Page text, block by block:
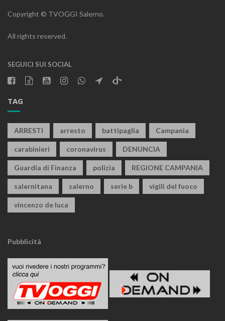
Copyright © TVOGGI Salerno.
All rights reserved.
SEGUICI SUI SOCIAL
TAG
ARRESTI arresto battipaglia Campania
carabinieri coronavirus DENUNCIA
Guardia di Finanza polizia REGIONE CAMPANIA
salernitana salerno serie b vigili del fuoco
vincenzo de luca
Pubblicità